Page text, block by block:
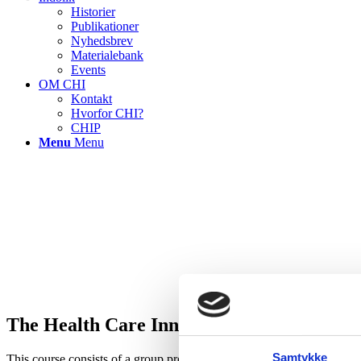
Samtykke
Historier
Publikationer
Nyhedsbrev
Materialebank
Events
OM CHI
Kontakt
Hvorfor CHI?
CHIP
Menu Menu
The Health Care Innovation Project